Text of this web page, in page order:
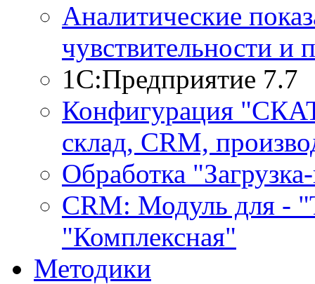
Аналитические
чувствительности и
1С:Предприятие 7.7
Конфигурация
склад, CRM,
Обработка
CRM: Модуль для -
"Комплексная"
Методики